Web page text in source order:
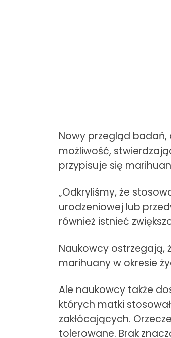
Nowy przegląd
możliwość,
przypisuje się
„Odkryliśmy, że
urodzeniowej lub
również istnieć
Naukowcy ostrzegają,
marihuany w okresie
Ale naukowcy także
których matki
zakłócających.
tolerowane. Brak